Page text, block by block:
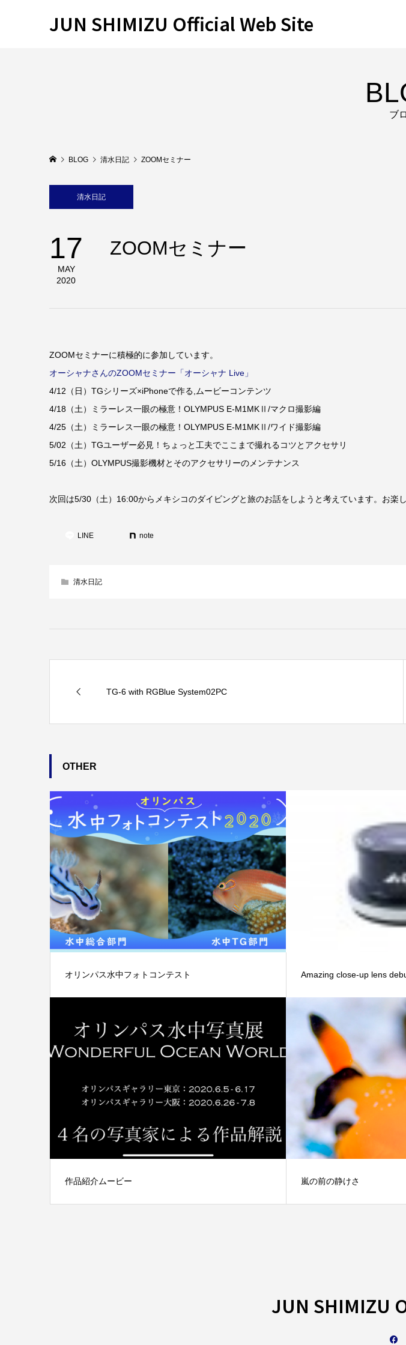
JUN SHIMIZU Official Web Site
ブ
BLOG 清水日記 ZOOMセミナー
清水日記
17
MAY
2020
ZOOMセミナー
ZOOMセミナーに積極的に参加しています。
オーシャナさんのZOOMセミナー「オーシャナ Live」
4/12（日）TGシリーズ×iPhoneで作る,ムービーコンテンツ
4/18（土）ミラーレス一眼の極意！OLYMPUS E-M1MKⅡ/マクロ撮影編
4/25（土）ミラーレス一眼の極意！OLYMPUS E-M1MKⅡ/ワイド撮影編
5/02（土）TGユーザー必見！ちょっと工夫でここまで撮れるコツとアクセサリ
5/16（土）OLYMPUS撮影機材とそのアクセサリーのメンテナンス
次回は5/30（土）16:00からメキシコのダイビングと旅のお話をしようと考えています。お楽し
LINE note
清水日記
TG-6 with RGBlue System02PC
OTHER
オリンパス水中フォトコンテスト Amazing close-up lens
作品紹介ムービー 嵐の前の静けさ
JUN SHIMIZU